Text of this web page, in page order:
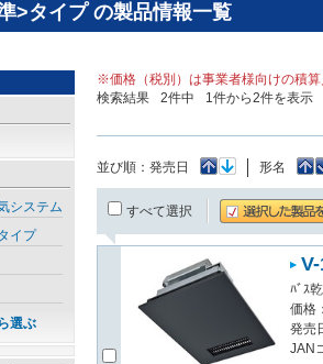
>タイプ の製品情報一覧
※価格（税別）は事業者様向けの積
検索結果
2件中 1件から2件を表示
並び順： 発売日 形名
すべて選択
ﾊﾞｽ
価格
発売
JAN
システム
イプ
選ぶ